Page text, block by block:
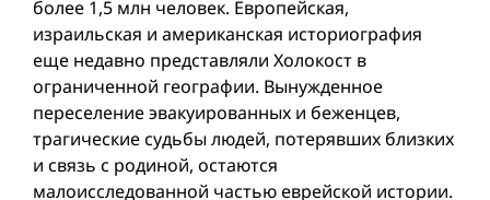
более 1,5 млн человек. Европейская,
израильская и американская историография
еще недавно представляли Холокост в
ограниченной географии. Вынужденное
переселение эвакуированных и беженцев,
трагические судьбы людей, потерявших близких
и связь с родиной, остаются
малоисследованной частью еврейской истории.